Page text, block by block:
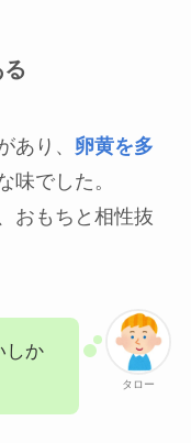
あり、 卵黄を多
味でした。
おもちと相性抜
タロー
しか